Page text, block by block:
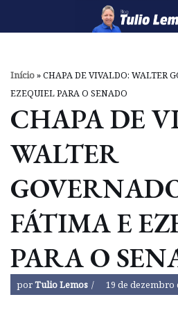
o
conteúdo
Início»CHAPA DE VIVALDO: WALTER
EZEQUIEL PARA O SENADO
CHAPA DE
WALTER
FÁTIMA E
PARA O
porTulio Lemos 19 de dezembro